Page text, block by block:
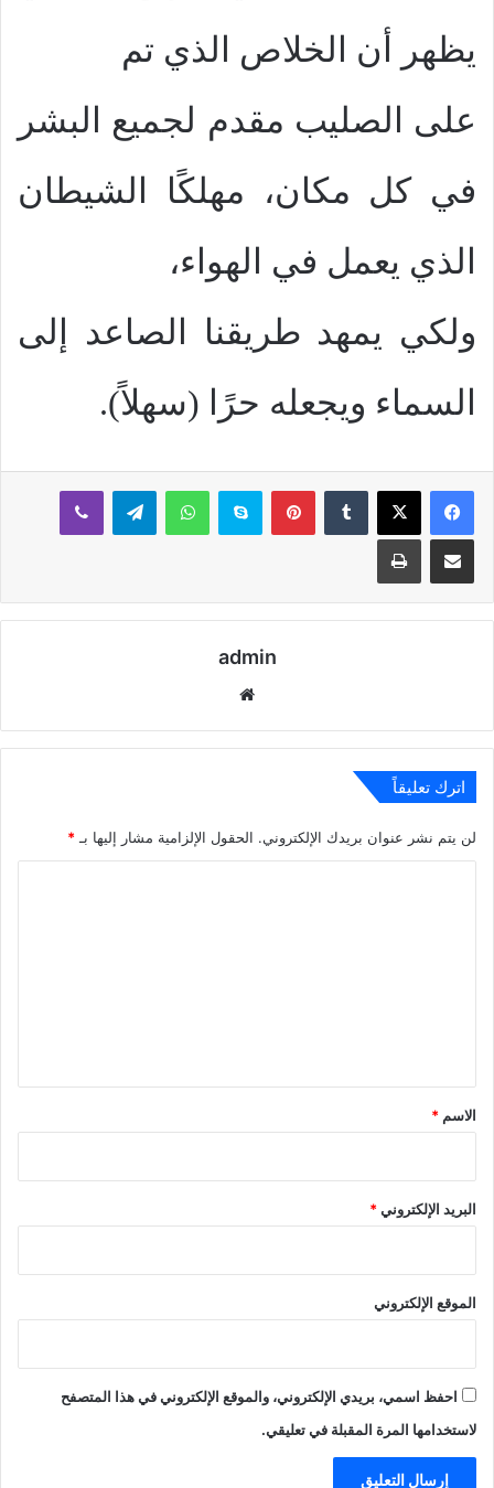
يظهر أن الخلاص الذي تم
على الصليب مقدم لجميع البشر
في كل مكان، مهلكًا الشيطان
الذي يعمل في الهواء،
ولكي يمهد طريقنا الصاعد إلى
السماء ويجعله حرًا (سهلاً).
بينتيريستسكايب واتساب تيلقرام ڤايبر
مشاركة عبر البريد طباعة
admin
اترك تعليقاً
لن يتم نشر عنوان بريدك الإلكتروني. الحقول الإلزامية مشار إليها بـ *
*
الاسم *
البريد الإلكتروني*
الموقع الإلكتروني
احفظ اسمي، بريدي الإلكتروني، والموقع الإلكتروني في هذا المتصفح
لاستخدامها المرة المقبلة في تعليقي.